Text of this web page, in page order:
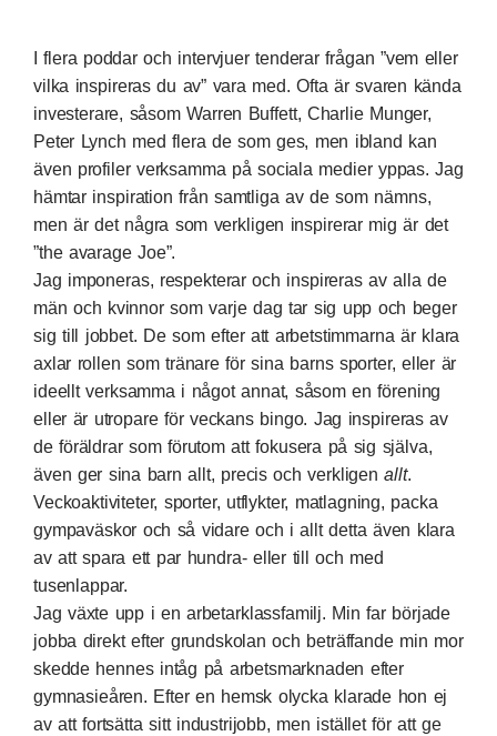
I flera poddar och intervjuer tenderar frågan ”vem eller
vilka inspireras du av” vara med. Ofta är svaren kända
investerare, såsom Warren Buffett, Charlie Munger,
Peter Lynch med flera de som ges, men ibland kan
även profiler verksamma på sociala medier yppas. Jag
hämtar inspiration från samtliga av de som nämns,
men är det några som verkligen inspirerar mig är det
”the avarage Joe”.
Jag imponeras, respekterar och inspireras av alla de
män och kvinnor som varje dag tar sig upp och beger
sig till jobbet. De som efter att arbetstimmarna är klara
axlar rollen som tränare för sina barns sporter, eller är
ideellt verksamma i något annat, såsom en förening
eller är utropare för veckans bingo. Jag inspireras av
de föräldrar som förutom att fokusera på sig själva,
även ger sina barn allt, precis och verkligenallt.
Veckoaktiviteter, sporter, utflykter, matlagning, packa
gympaväskor och så vidare och i allt detta även klara
av att spara ett par hundra- eller till och med
tusenlappar.
Jag växte upp i en arbetarklassfamilj. Min far började
jobba direkt efter grundskolan och beträffande min mor
skedde hennes intåg på arbetsmarknaden efter
gymnasieåren. Efter en hemsk olycka klarade hon ej
av att fortsätta sitt industrijobb, men istället för att ge